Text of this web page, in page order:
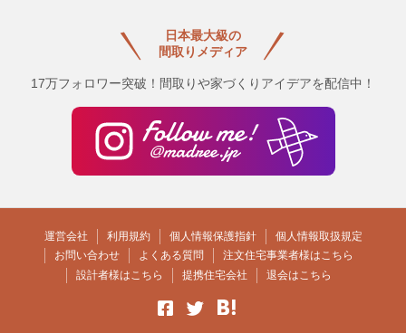
日本最大級の
間取りメディア
17万フォロワー突破！間取りや家づくりアイデアを配信中！
運営会社 利用規約 個人情報保護指針
個人情報取扱規定
お問い合わせ
よくある質問
注文住宅事業者様はこちら
設計者様はこちら
提携住宅会社 退会はこちら